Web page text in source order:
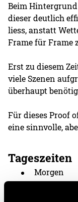
Beim
dieser deutlich
liess, anstatt
Frame für Frame
Erst zu diesem
viele Szenen
überhaupt
Für dieses Proof
eine sinnvolle,
Tageszeiten
Morgen